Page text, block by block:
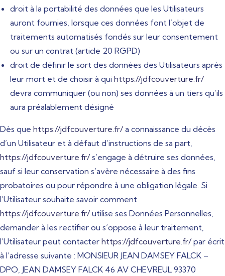
droit à la portabilité des données que les Utilisateurs
auront fournies, lorsque ces données font l’objet de
traitements automatisés fondés sur leur consentement
ou sur un contrat (article 20 RGPD)
droit de définir le sort des données des Utilisateurs après
leur mort et de choisir à qui https://jdfcouverture.fr/
devra communiquer (ou non) ses données à un tiers qu’ils
aura préalablement désigné
Dès que https://jdfcouverture.fr/a connaissance du décès
d’un Utilisateur et à défaut d’instructions de sa part,
https://jdfcouverture.fr/s’engage à détruire ses données,
sauf si leur conservation s’avère nécessaire à des fins
probatoires ou pour répondre à une obligation légale. Si
l’Utilisateur souhaite savoir comment
https://jdfcouverture.fr/utilise ses Données Personnelles,
demander à les rectifier ou s’oppose à leur traitement,
l’Utilisateur peut contacter https://jdfcouverture.fr/par écrit
à l’adresse suivante : MONSIEUR JEAN DAMSEY FALCK –
DPO, JEAN DAMSEY FALCK 46 AV CHEVREUL 93370